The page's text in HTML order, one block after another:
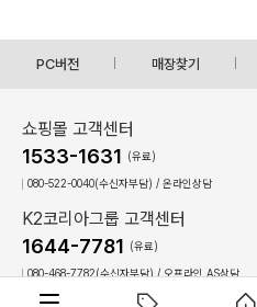
PC버전 매장찾기
쇼핑몰 고객센터
1533-1631 (유료)
080-522-0040(수신자부담) / 온라인상담
K2코리아그룹 고객센터
1644-7781 (유료)
080-468-7782(수신자부담) / 오프라인,AS상담
상담시간 : 09:00 ~ 17:30(토,일, 공휴일 휴무)